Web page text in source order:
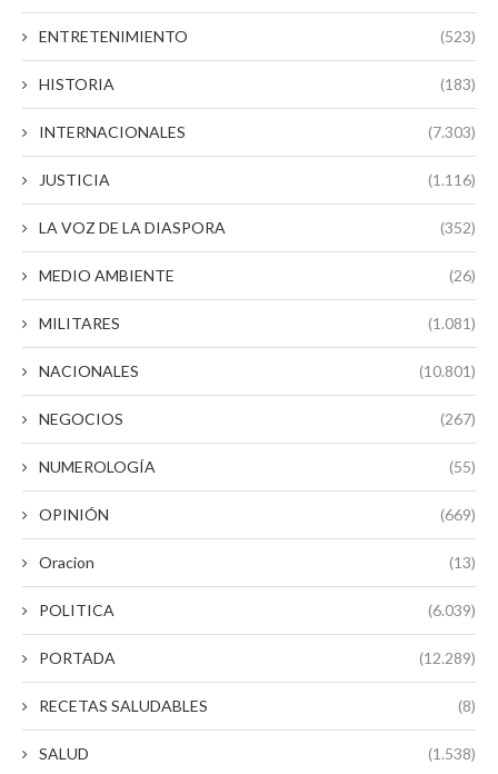
ENTRETENIMIENTO (523)
HISTORIA (183)
INTERNACIONALES (7.303)
JUSTICIA (1.116)
LA VOZ DE LA DIASPORA (352)
MEDIO AMBIENTE (26)
MILITARES (1.081)
NACIONALES (10.801)
NEGOCIOS (267)
NUMEROLOGÍA (55)
OPINIÓN (669)
Oracion (13)
POLITICA (6.039)
PORTADA (12.289)
RECETAS SALUDABLES (8)
SALUD (1.538)